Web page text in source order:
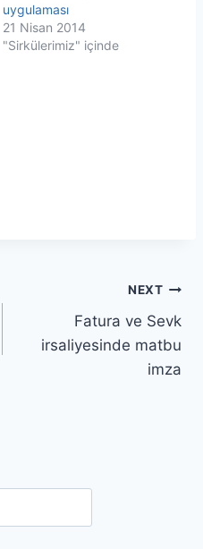
uygulaması
21 Nisan 2014
"Sirkülerimiz" içinde
NEXT
Fatura ve Sevk
irsaliyesinde matbu
imza